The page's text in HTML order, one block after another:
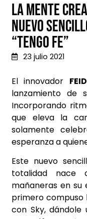
La mente
nuevo
“Tengo Fe”
23 julio 2021
El innovador FEID
lanzamiento de
Incorporando
que eleva la
solamente
esperanza a
Este nuevo
totalidad nace
mañaneras en su
primero compuso
con Sky,